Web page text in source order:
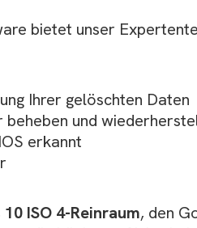
bietet unser
Ihrer gelöschten Daten
beheben und
erkannt
ISO 4-Reinraum, den